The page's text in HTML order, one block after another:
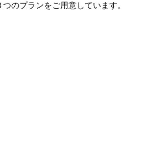
のプランをご用意しています。